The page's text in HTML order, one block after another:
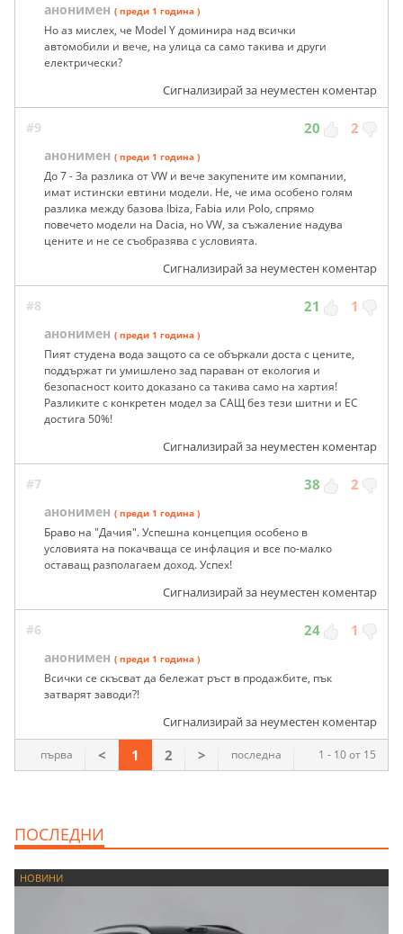
анонимен ( преди 1 година )
Но аз мислех, че Model Y доминира над всички
автомобили и вече, на улица са само такива и други
електрически?
Сигнализирай за неуместен коментар
#9 20 2
анонимен ( преди 1 година )
До 7 - За разлика от VW и вече закупените им компании,
имат истински евтини модели. Не, че има особено голям
разлика между базова Ibiza, Fabiа или Polo, спрямо
повечето модели на Dacia, но VW, за съжаление надува
цените и не се съобразява с условията.
Сигнализирай за неуместен коментар
#8 21 1
анонимен ( преди 1 година )
Пият студена вода защото са се объркали доста с цените,
поддържат ги умишлено зад параван от екология и
безопасност които доказано са такива само на хартия!
Разликите с конкретен модел за САЩ без тези шитни и ЕС
достига 50%!
Сигнализирай за неуместен коментар
#7 38 2
анонимен ( преди 1 година )
Браво на "Дачия". Успешна концепция особено в
условията на покачваща се инфлация и все по-малко
оставащ разполагаем доход. Успех!
Сигнализирай за неуместен коментар
#6 24 1
анонимен ( преди 1 година )
Всички се скъсват да бележат ръст в продажбите, пък
затварят заводи?!
Сигнализирай за неуместен коментар
1 - 10 от 15
първа < 1 2 > последна
ПОСЛЕДНИ
НОВИНИ